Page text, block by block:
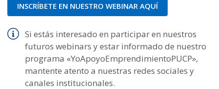
INSCRÍBETE EN NUESTRO WEBINAR AQUÍ
Si estás interesado en participar en nuestros
futuros webinars y estar informado de nuestro
programa «YoApoyoEmprendimientoPUCP»,
mantente atento a nuestras redes sociales y
canales institucionales.